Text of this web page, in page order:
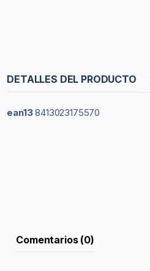
DETALLES DEL PRODUCTO
ean13 8413023175570
Comentarios (0)